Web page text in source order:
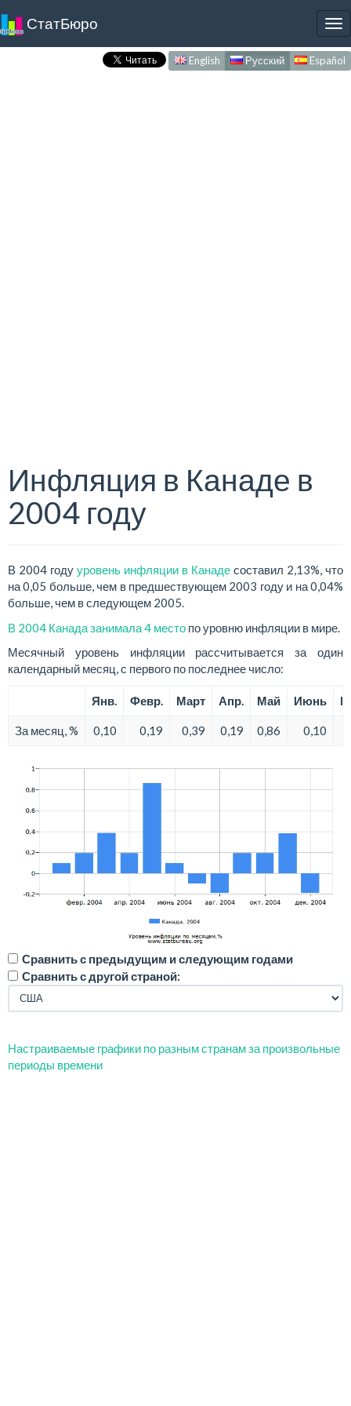
СтатБюро
English Русский Español
Инфляция в Канаде в
2004 году
В 2004 году уровень инфляции в Канаде составил 2,13%, что
на 0,05 больше, чем в предшествующем 2003 году и на 0,04%
больше, чем в следующем 2005.
В 2004 Канада занимала 4 место по уровню инфляции в мире.
Месячный уровень инфляции рассчитывается за один
календарный месяц, с первого по последнее число:
Янв. Февр. Март Апр. Май Июнь
За месяц, % 0,10 0,19 0,39 0,19 0,86 0,10
Сравнить с предыдущим и следующим годами
Сравнить с другой страной:
Настраиваемые графики по разным странам за произвольные
периоды времени